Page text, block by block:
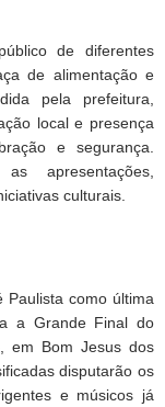
de diferentes
de alimentação e
pela prefeitura,
local e presença
e segurança.
apresentações,
culturais.
Paulista como última
a Grande Final do
em Bom Jesus dos
disputarão os
e músicos já